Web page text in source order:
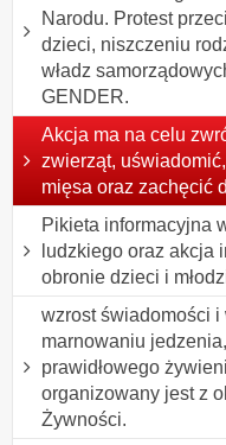
Narodu. Protest
dzieci, niszczeniu
władz
GENDER.
Akcja ma na celu
zwierząt,
mięsa oraz zachęcić
Pikieta informacyjna
ludzkiego oraz akcja
obronie dzieci i
wzrost świadomości
marnowaniu
prawidłowego
organizowany jest z
Żywności.